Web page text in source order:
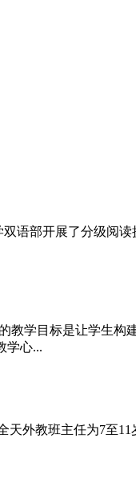
双语部开展了分级阅
教学目标是让学生构
学心...
天外教班主任为7至11